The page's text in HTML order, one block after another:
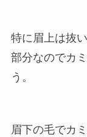
特に眉上は抜
部分なのでカ
う。
眉下の毛でカ